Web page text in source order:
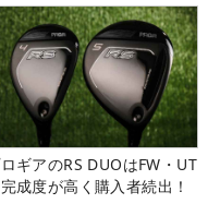
ギアのRS DUOはFW・UT
成度が高く購入者続出！